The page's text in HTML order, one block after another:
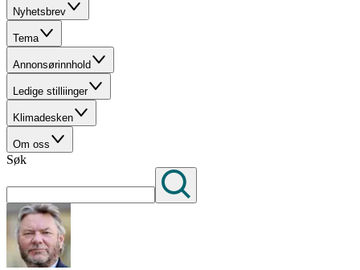
Nyhetsbrev
Tema
Annonsørinnhold
Ledige stilliinger
Klimadesken
Om oss
Søk